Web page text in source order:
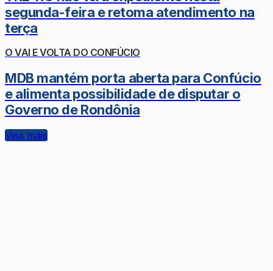
segunda-feira e retoma atendimento na
terça
O VAI E VOLTA DO CONFÚCIO
MDB mantém porta aberta para Confúcio
e alimenta possibilidade de disputar o
Governo de Rondônia
Veja mais